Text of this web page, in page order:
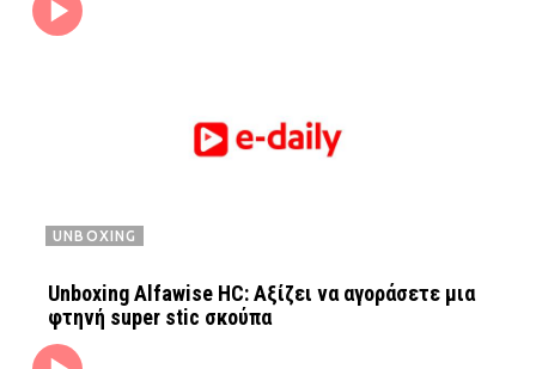
UNBOXING
Unboxing Alfawise HC: Αξίζει να αγοράσετε μια
φτηνή super stic σκούπα